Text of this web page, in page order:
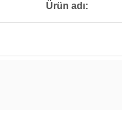
Ürün adı: